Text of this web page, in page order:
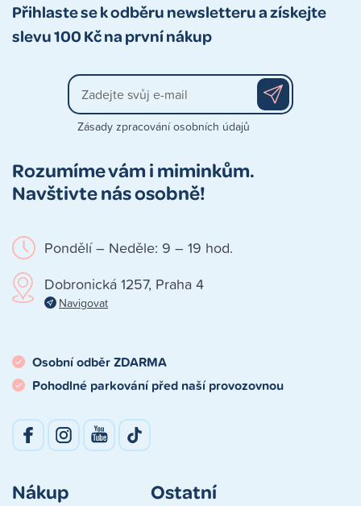
Přihlaste se k odběru newsletteru a získejte
slevu 100 Kč na první nákup
Zásady zpracování osobních údajů
Rozumíme vám i miminkům.
Navštivte nás osobně!
Pondělí – Neděle: 9 – 19 hod.
Dobronická 1257, Praha 4
Navigovat
Osobní odběr ZDARMA
Pohodlné parkování před naší provozovnou
Nákup Ostatní